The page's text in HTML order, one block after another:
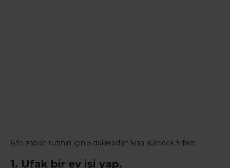
İşte sabah rutinin için 5 dakikadan kısa sürecek 5 fikir:
1. Ufak bir ev işi yap.